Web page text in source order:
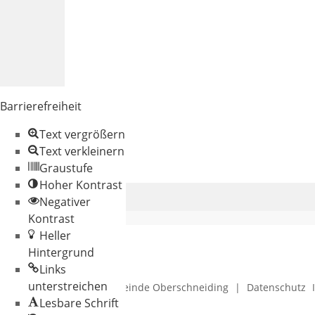
© 2026 Gemeinde Oberschneiding | Datenschutz
Barrierefreiheit
Text vergrößern
Text verkleinern
Graustufe
Hoher Kontrast
Negativer
Kontrast
Heller
Hintergrund
Links
unterstreichen
Lesbare Schrift